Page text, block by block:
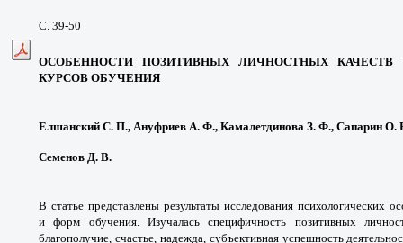
С. 39-50
ОСОБЕННОСТИ ПОЗИТИВНЫХ ЛИЧНОСТНЫХ
КУРСОВ ОБУЧЕНИЯ
Елшанский С. П., Ануфриев А. Ф., Камалетдинова З. Ф., Сапарин О.
Семенов Д. В.
В статье представлены результаты исследования психологических
и форм обучения. Изучалась специфичность позитивных
благополучие, счастье, надежда, субъективная успешность